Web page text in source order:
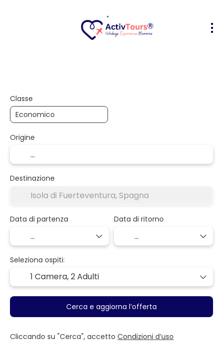
Classe
Origine
Destinazione
Data di partenza Data di ritorno
Seleziona ospiti:
1 Camera,2 Adulti
Cerca e aggiorna l’offerta
Cliccando su "Cerca", accetto Condizioni d’uso